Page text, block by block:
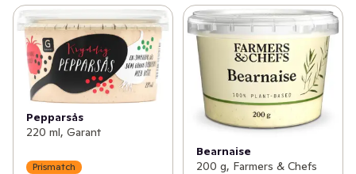
Pepparsås
220 ml, Garant
Prismatch
Bearnaise
200 g, Farmers & Chefs